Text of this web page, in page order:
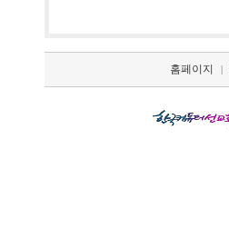
홈페이지 |